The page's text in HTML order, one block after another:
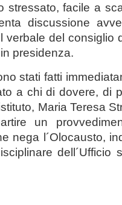
stressato, facile a
discussione
verbale del consiglio
presidenza.
stati fatti
a chi di dovere, di
Maria Teresa
un
nega l´Olocausto,
dell´Ufficio